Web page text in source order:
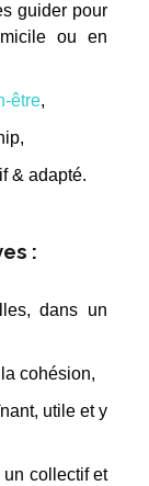
guider pour
ou en
être,
& adapté.
:
dans un
cohésion,
utile et y
collectif et